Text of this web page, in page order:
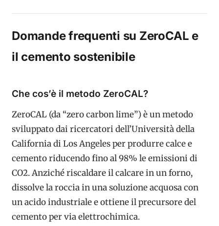
Domande frequenti su ZeroCAL e
il cemento sostenibile
Che cos’è il metodo ZeroCAL?
ZeroCAL (da “zero carbon lime”) è un metodo
sviluppato dai ricercatori dell’Università della
California di Los Angeles per produrre calce e
cemento riducendo fino al 98% le emissioni di
CO2. Anziché riscaldare il calcare in un forno,
dissolve la roccia in una soluzione acquosa con
un acido industriale e ottiene il precursore del
cemento per via elettrochimica.